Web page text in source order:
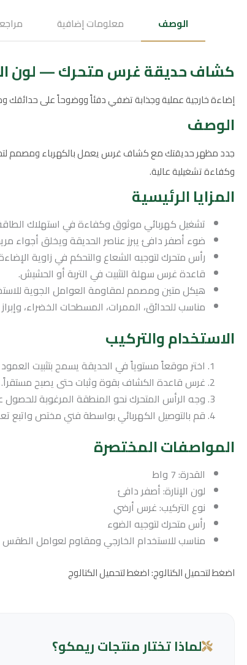
الوصف معلومات إضافية
كشاف حديقة غرس متحرك — لون الإنارة:
إضاءة خارجية عملية وجذابة تضفي دفئاً ووضوحاً على
الوصف
وكفاءة تشغيلية عالية.
المزايا الرئيسية
تشغيل كهربائي موثوق وكفاءة في استهلاك الطاقة (7
ضوء أصفر دافئ يبرز عناصر الحديقة ويخلق أجواء
رأس متحرك لتوجيه الشعاع والتحكم في زاوية
قاعدة غرس سهلة التثبيت في التربة أو الحشيش.
هيكل متين ومصمم لمقاومة العوامل الجوية
مناسب للحدائق، الممرات، المسطحات الخضراء،
الاستخدام والتركيب
اختر موقعاً مستوياً في الحديقة يسمح بتثبيت
غرس قاعدة الكشاف بقوة وثبات حتى يصبح مستقراً.
وجه الرأس المتحرك نحو المنطقة المرغوبة
قم بالتوصيل الكهربائي بواسطة فني مختص واتبع
المواصفات المختصرة
القدرة: 7 واط
لون الإنارة: أصفر دافئ
نوع التركيب: غرس أرضي
رأس متحرك لتوجيه الضوء
مناسب للاستخدام الخارجي ومقاوم لعوامل الطقس
اضغط لتحميل الكتالوج: اضغط لتحميل الكتالوج
لماذا تختار منتجات ريمكو؟